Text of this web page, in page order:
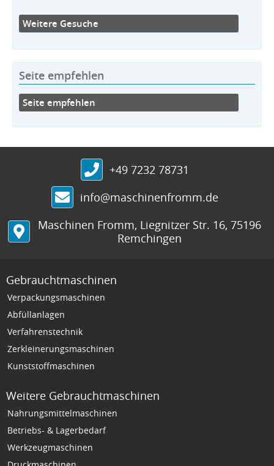
Weitere Gesuche
Seite empfehlen
Seite empfehlen
+49 7232 78731
info@maschinenfromm.de
Maschinen Fromm, Liegnitzer Str. 16, 75196
Remchingen
Gebrauchtmaschinen
Verpackungsmaschinen
Abfüllanlagen
Verfahrenstechnik
Zerkleinerungsmaschinen
Kunststoffmaschinen
Weitere Gebrauchtmaschinen
Nahrungsmittelmaschinen
Betriebs- & Lagerbedarf
Werkzeugmaschinen